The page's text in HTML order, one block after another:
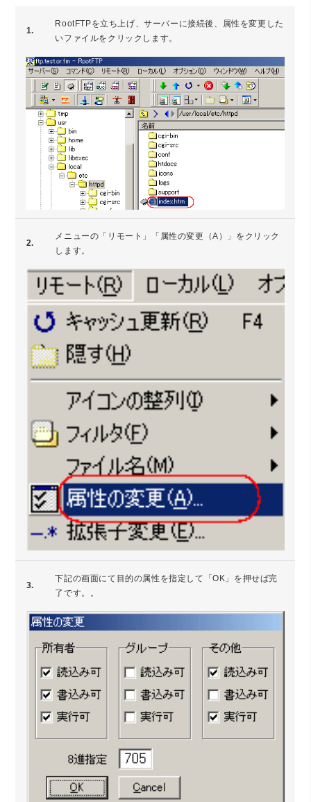
1.
RootFTPを立ち上げ、サーバーに接続後、属性を変更した
いファイルをクリックします。
2.
メニューの「リモート」「属性の変更（A）」をクリック
します。
3.
下記の画面にて目的の属性を指定して「OK」を押せば完
了です。。